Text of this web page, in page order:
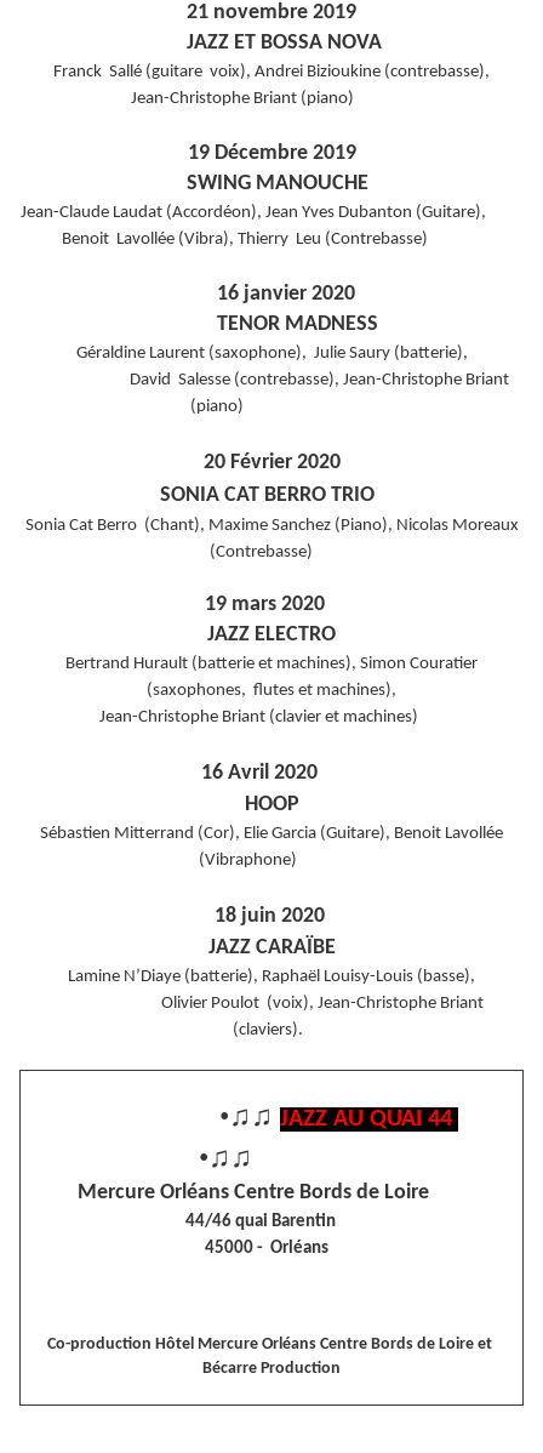
21 novembre 2019
JAZZ ET BOSSA NOVA
Franck Sallé (guitare voix), Andrei Bizioukine (contrebasse),
Jean-Christophe Briant (piano)
19 Décembre 2019
SWING MANOUCHE
Jean-Claude Laudat (Accordéon), Jean Yves Dubanton (Guitare),
Benoit Lavollée (Vibra), Thierry Leu (Contrebasse)
16 janvier 2020
TENOR MADNESS
Géraldine Laurent (saxophone), Julie Saury (batterie),
David Salesse (contrebasse), Jean-Christophe Briant
(piano)
20 Février 2020
SONIA CAT BERRO TRIO
Sonia Cat Berro (Chant), Maxime Sanchez (Piano), Nicolas Moreaux
(Contrebasse)
19 mars 2020
JAZZ ELECTRO
Bertrand Hurault (batterie et machines), Simon Couratier
(saxophones, flutes et machines),
Jean-Christophe Briant (clavier et machines)
16 Avril 2020
HOOP
Sébastien Mitterrand (Cor), Elie Garcia (Guitare), Benoit Lavollée
(Vibraphone)
18 juin 2020
JAZZ CARAÏBE
Lamine N’Diaye (batterie), Raphaël Louisy-Louis (basse),
Olivier Poulot (voix), Jean-Christophe Briant
(claviers).
•♫♫ JAZZ AU QUAI 44
•♫♫
Mercure Orléans Centre Bords de Loire
44/46 quai Barentin
45000 - Orléans
Co-production Hôtel Mercure Orléans Centre Bords de Loire et
Bécarre Production